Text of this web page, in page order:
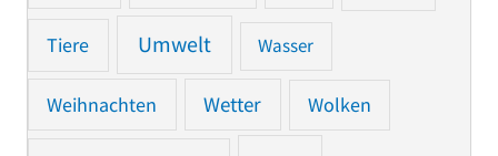
Tiere Umwelt Wasser
Weihnachten Wetter Wolken